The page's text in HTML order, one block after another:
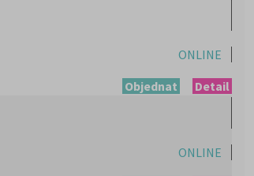
ONLINE
Detail
Objednat
ONLINE